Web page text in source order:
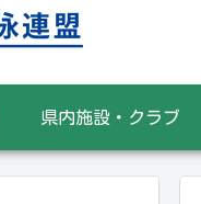
県内施設・クラブ